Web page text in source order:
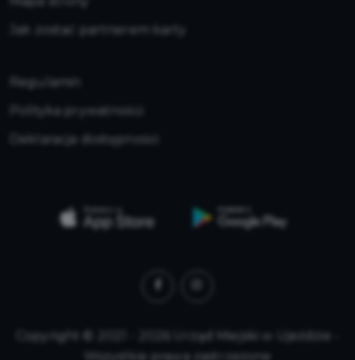
Jak zostać partnerem karty
Regulamin
Polityka prywatności
Deklaracja dostępności
Copyright © 2021 - 2026 Urząd Miejski w Ujeździe -
Wszystkie prawa zastrzeżone